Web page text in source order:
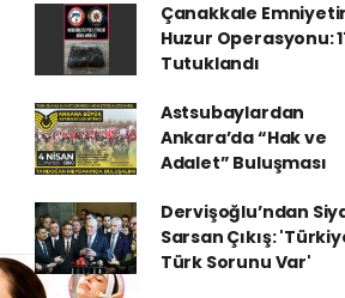
Çanakkale
Huzur Operasyonu:
Tutuklandı
Astsubaylardan
Ankara’da “Hak ve
Adalet” Buluşması
Dervişoğlu’ndan
Sarsan Çıkış:
Türk Sorunu Var'